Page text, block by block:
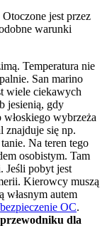
jest przez
warunki
Temperatura nie
San marino
wiele ciekawych
jesienią, gdy
wybrzeża
znajduje się np.
Na teren tego
osobistym. Tam
Jeśli pobyt jest
Kierowcy muszą
własnym autem
OC.
przewodniku dla